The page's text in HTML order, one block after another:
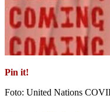
Pin it!
Foto: United Nations